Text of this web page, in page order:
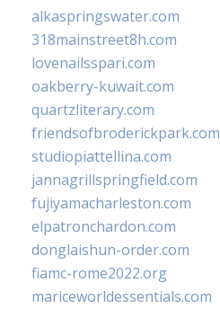
alkaspringswater.com
318mainstreet8h.com
lovenailsspari.com
oakberry-kuwait.com
quartzliterary.com
friendsofbroderickpark.com
studiopiattellina.com
jannagrillspringfield.com
fujiyamacharleston.com
elpatronchardon.com
donglaishun-order.com
fiamc-rome2022.org
mariceworldessentials.com